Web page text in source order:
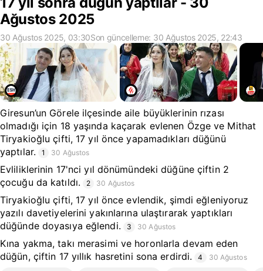
Ağustos 2025
30 Ağustos 2025, 03:30Son güncelleme: 30 Ağustos 2025, 22:43
Giresun’un Görele ilçesinde aile büyüklerinin rızası
olmadığı için 18 yaşında kaçarak evlenen Özge ve Mithat
Tiryakioğlu çifti, 17 yıl önce yapamadıkları düğünü
yaptılar.
1 30 Ağustos
Evliliklerinin 17'nci yıl dönümündeki düğüne çiftin 2
çocuğu da katıldı.
2 30 Ağustos
Tiryakioğlu çifti, 17 yıl önce evlendik, şimdi eğleniyoruz
yazılı davetiyelerini yakınlarına ulaştırarak yaptıkları
düğünde doyasıya eğlendi.
3 30 Ağustos
Kına yakma, takı merasimi ve horonlarla devam eden
düğün, çiftin 17 yıllık hasretini sona erdirdi.
4 30 Ağustos